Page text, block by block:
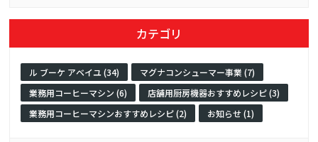
カテゴリ
ル ブーケ アベイユ (34)
マグナコンシューマー事業 (7)
業務用コーヒーマシン (6)
店舗用厨房機器おすすめレシピ (3)
業務用コーヒーマシンおすすめレシピ (2)
お知らせ (1)